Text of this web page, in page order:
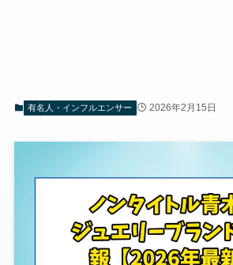
有名人・インフルエンサー 2026年2月15日